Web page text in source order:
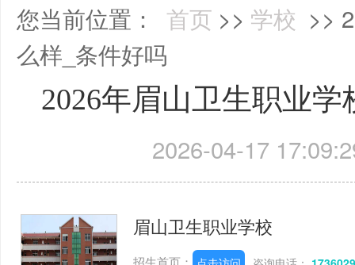
您当前位置： 首页 >> 学校 >>
么样_条件好吗
2026年眉山卫生职业
2026-04-17
眉山卫生职业学校
招生首页：